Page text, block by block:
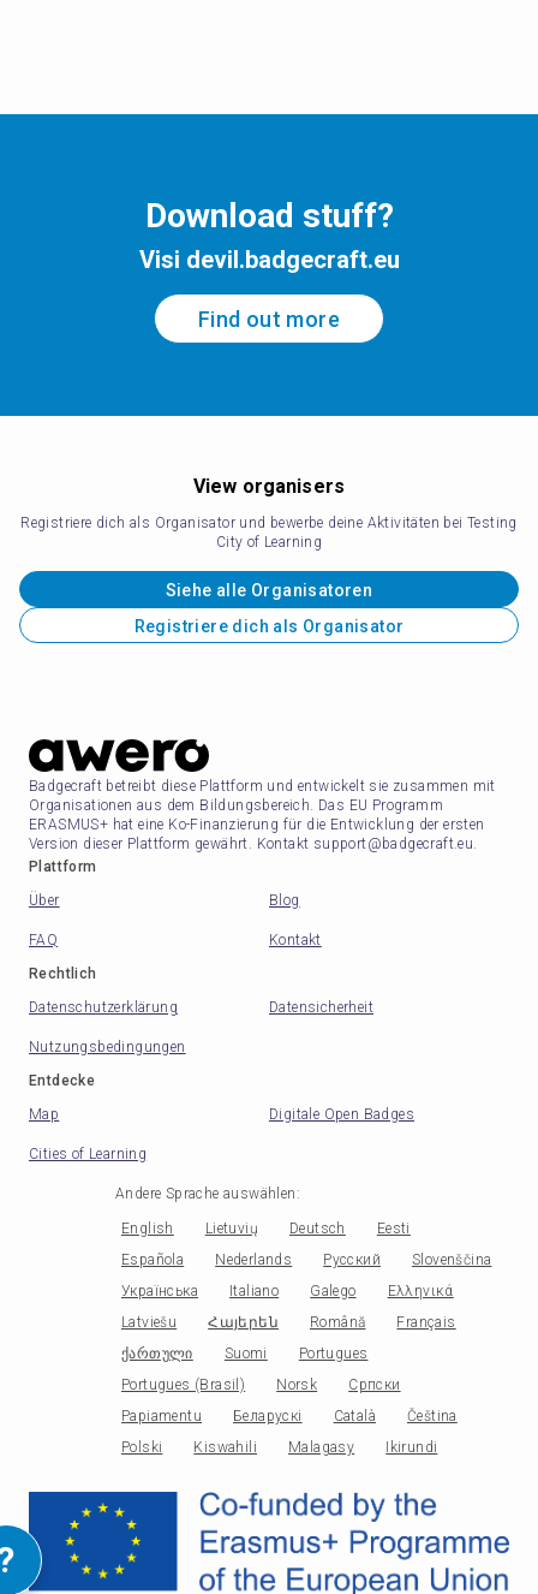
Download stuff?
Visi devil.badgecraft.eu
Find out more
View organisers
Registriere dich als Organisator und bewerbe deine Aktivitäten bei Testing
City of Learning
Siehe alle Organisatoren
Registriere dich als Organisator
Badgecraft betreibt diese Plattform und entwickelt sie zusammen mit
Organisationen aus dem Bildungsbereich. Das EU Programm
ERASMUS+ hat eine Ko-Finanzierung für die Entwicklung der ersten
Version dieser Plattform gewährt. Kontakt support@badgecraft.eu.
Plattform
Über
Blog
FAQ
Kontakt
Rechtlich
Datenschutzerklärung
Datensicherheit
Nutzungsbedingungen
Entdecke
Map
Digitale Open Badges
Cities of Learning
Andere Sprache auswählen :
English Lietuvių Deutsch
Eesti
Española
Nederlands Русский
Slovenščina
Українська
Italiano Galego
Ελληνικά
Latviešu
Հայերեն Română
Français
ქართული
Suomi
Portugues
Portugues (Brasil)
Norsk
Српски
Papiamentu
Беларускі Català
Čeština
Polski
Kiswahili Malagasy Ikirundi